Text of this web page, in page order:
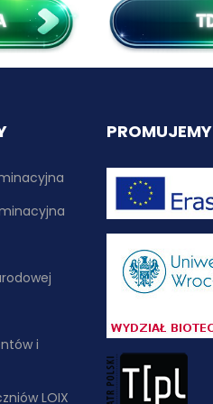
i
LOIX
PROMUJEMY